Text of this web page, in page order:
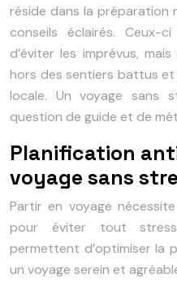
réside dans la préparation
conseils éclairés. Ceux-
d’éviter les imprévus,
hors des sentiers battus et
locale. Un voyage sans
question de guide et de
Planification
voyage sans
Partir en voyage
pour éviter tout stress
permettent d’optimiser la
un voyage serein et